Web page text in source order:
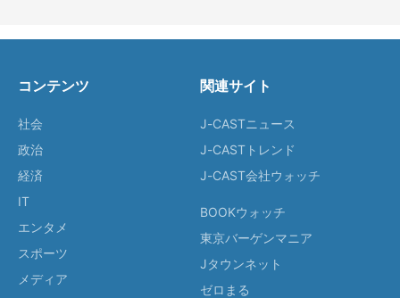
コンテンツ
社会
政治
経済
IT
エンタメ
スポーツ
メディア
関連サイト
J-CASTニュース
J-CASTトレンド
J-CAST会社ウォッチ
BOOKウォッチ
東京バーゲンマニア
Jタウンネット
ゼロまる